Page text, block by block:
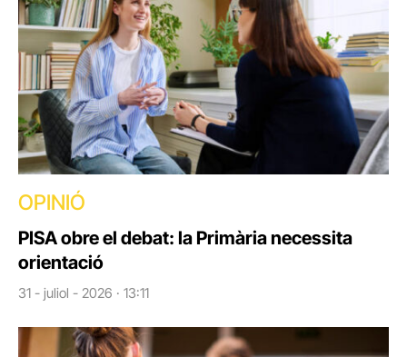
OPINIÓ
PISA obre el debat: la Primària necessita
orientació
31 - juliol - 2026 · 13:11